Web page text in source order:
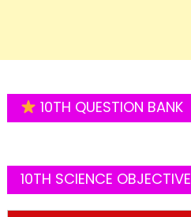
10TH QUESTION BANK
10TH SCIENCE OBJECTIVE